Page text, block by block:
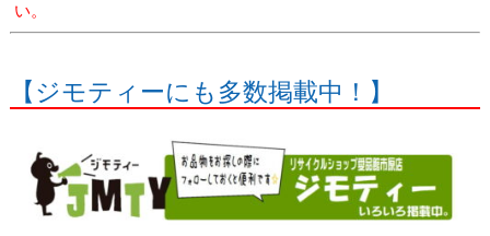
い。
【ジモティーにも多数掲載中！】